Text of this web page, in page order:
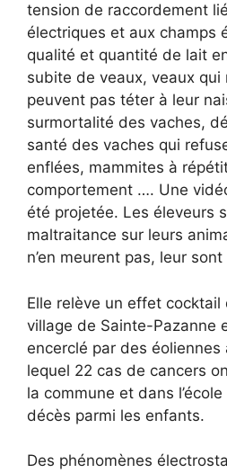
tension de raccordement
électriques et aux champs
qualité et quantité de lait
subite de veaux, veaux qui
peuvent pas téter à leur
surmortalité des vaches,
santé des vaches qui
enflées, mammites à
comportement …. Une
été projetée. Les éleveurs
maltraitance sur leurs
n’en meurent pas, leur
Elle relève un effet
village de Sainte-Pazanne
encerclé par des
lequel 22 cas de cancers
la commune et dans
décès parmi les enfants.
Des phénomènes